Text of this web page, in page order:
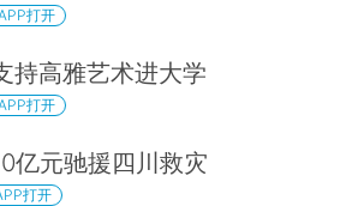
打开
持高雅艺术进大学
打开
亿元驰援四川救灾
打开